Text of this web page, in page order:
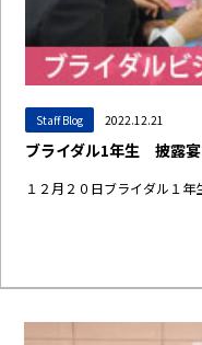
Staff Blog 2022.12.21
ブライダル1年生 披露
１２月２０日ブライダル１